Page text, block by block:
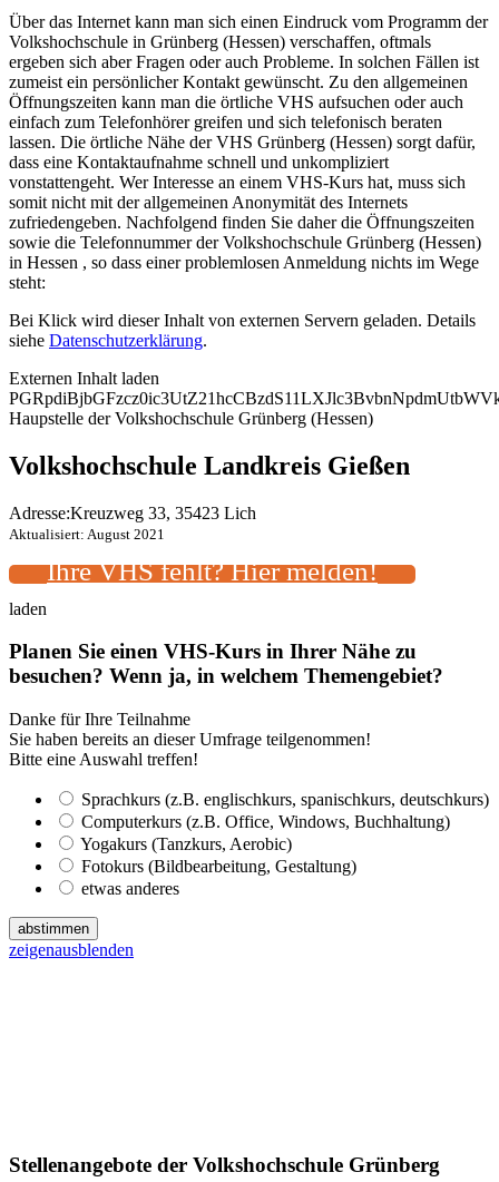
Über das Internet kann man sich einen Eindruck vom Programm der
Volkshochschule in Grünberg (Hessen) verschaffen, oftmals
ergeben sich aber Fragen oder auch Probleme. In solchen Fällen ist
zumeist ein persönlicher Kontakt gewünscht. Zu den allgemeinen
Öffnungszeiten kann man die örtliche VHS aufsuchen oder auch
einfach zum Telefonhörer greifen und sich telefonisch beraten
lassen. Die örtliche Nähe der VHS Grünberg (Hessen) sorgt dafür,
dass eine Kontaktaufnahme schnell und unkompliziert
vonstattengeht. Wer Interesse an einem VHS-Kurs hat, muss sich
somit nicht mit der allgemeinen Anonymität des Internets
zufriedengeben. Nachfolgend finden Sie daher die Öffnungszeiten
sowie die Telefonnummer der Volkshochschule Grünberg (Hessen)
in Hessen , so dass einer problemlosen Anmeldung nichts im Wege
steht:
Bei Klick wird dieser Inhalt von externen Servern geladen. Details
siehe Datenschutzerklärung.
Externen Inhalt laden
Haupstelle der Volkshochschule Grünberg (Hessen)
Volkshochschule Landkreis Gießen
Adresse:Kreuzweg 33, 35423 Lich
Aktualisiert: August 2021
Ihre VHS fehlt? Hier melden!
laden
Planen Sie einen VHS-Kurs in Ihrer Nähe zu
besuchen? Wenn ja, in welchem Themengebiet?
Danke für Ihre Teilnahme
Sie haben bereits an dieser Umfrage teilgenommen!
Bitte eine Auswahl treffen!
Sprachkurs (z.B. englischkurs, spanischkurs, deutschkurs)
Computerkurs (z.B. Office, Windows, Buchhaltung)
Yogakurs (Tanzkurs, Aerobic)
Fotokurs (Bildbearbeitung, Gestaltung)
etwas anderes
abstimmen
zeigenausblenden
Stellenangebote der Volkshochschule Grünberg